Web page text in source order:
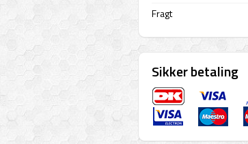
Fragt
Sikker betaling